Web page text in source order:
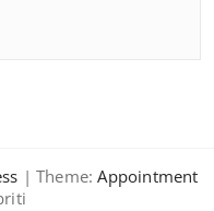
| Theme: Appointment